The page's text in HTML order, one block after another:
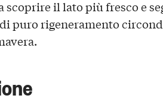
scoprire il lato più fresco e
puro rigeneramento